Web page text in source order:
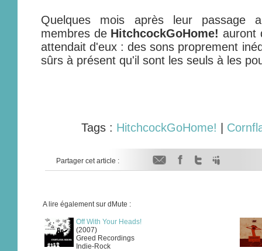
Quelques mois après leur passage
membres de HitchcockGoHome! auront
attendait d'eux : des sons proprement
sûrs à présent qu'il sont les seuls à les
Tags : HitchcockGoHome!
Partager cet article :
A lire également sur dMute :
Off With Your Heads!
(2007)
Greed Recordings
Indie-Rock